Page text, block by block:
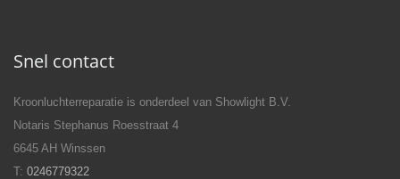
Snel contact
Kroonluchterreparatie is onderdeel van Showlight B.V.
Notaris Stephanus Roesstraat 4
6645 AH Winssen
T:0246779322